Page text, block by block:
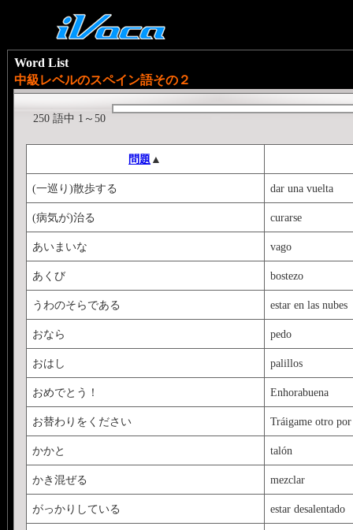
Word List
中級レベルのスペイン語その２
250 語中 1～50
問題 ▲
(一巡り)散歩する dar una vuelta
(病気が)治る curarse
あいまいな vago
あくび bostezo
うわのそらである estar en las nubes
おなら pedo
おはし palillos
おめでとう！ Enhorabuena
お替わりをください Tráigame otro
かかと talón
かき混ぜる mezclar
がっかりしている estar desalentado